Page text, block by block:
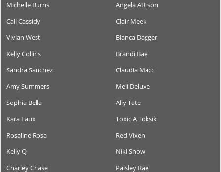
Michelle Burns
Angela Attison
Cali Cassidy
Clair Meek
Vivian West
Bianca Dagger
Kelly Collins
Brandi Bae
Sandra Sanchez
Claudia Macc
Amy Summers
Meli Deluxe
Sophia Bella
Ally Tate
Kara Faux
Toxic A Toksik
Rosaline Rosa
Red Vixen
Kelly Q
Niki Snow
Charley Chase
Paisley Rae